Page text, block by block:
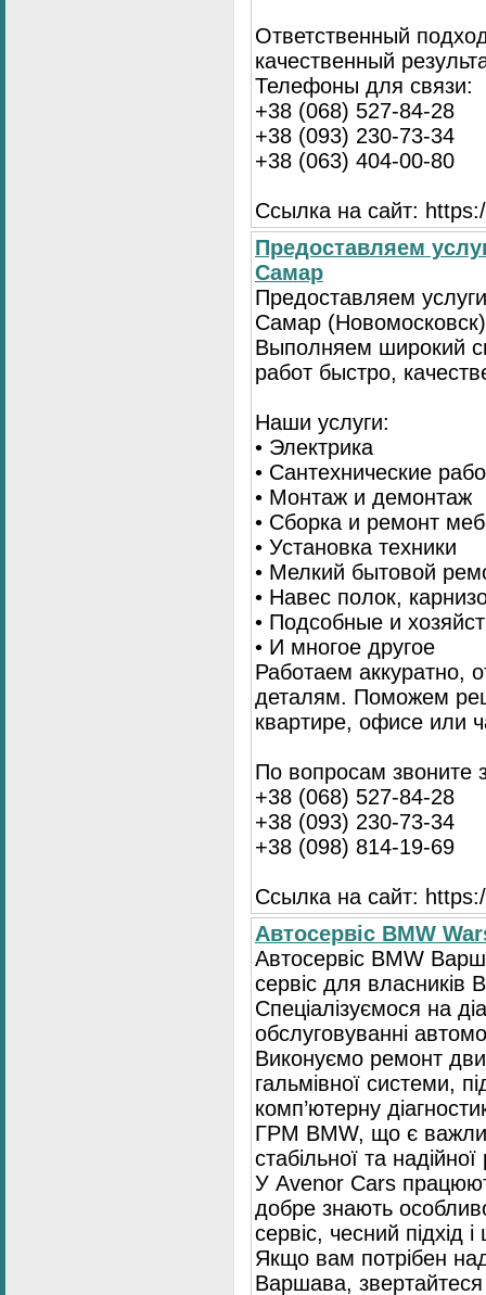
Ответственный
качественный
Телефоны для связи:
+38 (068) 527-84-28
+38 (093) 230-73-34
+38 (063) 404-00-80
Ссылка на сайт:
Предоставляем
Самар
Предоставляем
Самар
Выполняем широкий
работ быстро,
Наши услуги:
• Электрика
• Сантехнические
• Монтаж и демонтаж
• Сборка и ремонт
• Установка техники
• Мелкий бытовой
• Навес полок,
• Подсобные и
• И многое другое
Работаем аккуратно,
деталям. Поможем
квартире, офисе или
По вопросам звоните
+38 (068) 527-84-28
+38 (093) 230-73-34
+38 (098) 814-19-69
Ссылка на сайт:
Автосервіс BMW
Автосервіс BMW
сервіс для власників
Спеціалізуємося на
обслуговуванні
Виконуємо ремонт
гальмівної системи,
комп’ютерну
ГРМ BMW, що є
стабільної та
У Avenor Cars
добре знають
сервіс, чесний підхід
Якщо вам потрібен
Варшава,